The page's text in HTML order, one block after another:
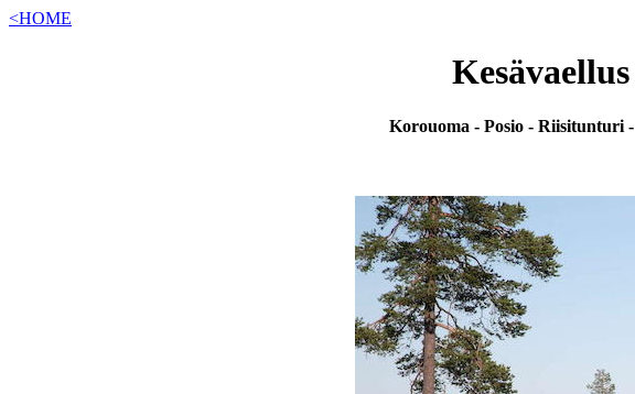
<HOME
Korouoma - Posio - Riisitunturi